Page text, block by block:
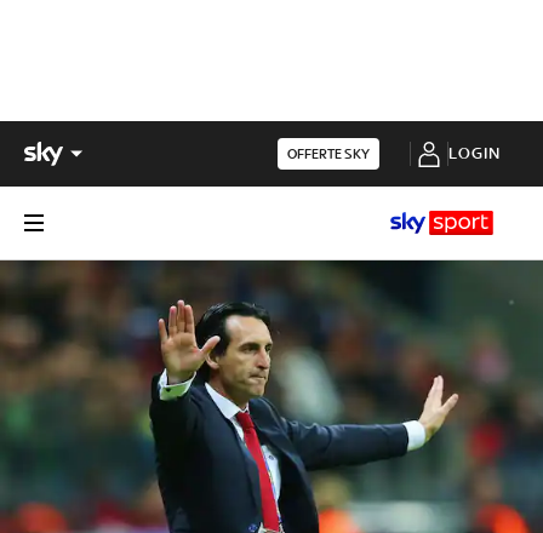
OFFERTE SKY LOGIN